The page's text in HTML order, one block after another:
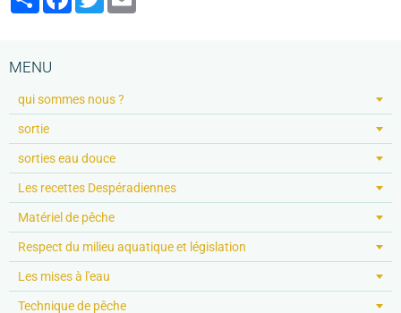
MENU
qui sommes nous ?
sortie
sorties eau douce
Les recettes Despéradiennes
Matériel de pêche
Respect du milieu aquatique et législation
Les mises à l'eau
Technique de pêche